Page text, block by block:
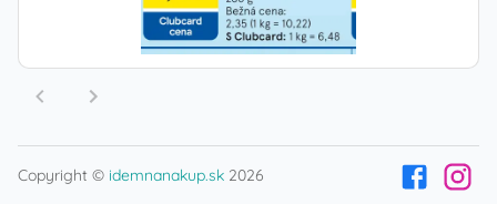
Copyright © idemnanakup.sk 2026